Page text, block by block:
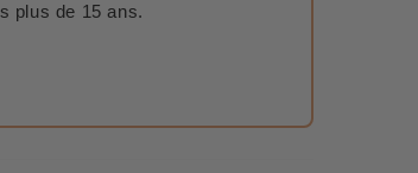
plus de 15 ans.